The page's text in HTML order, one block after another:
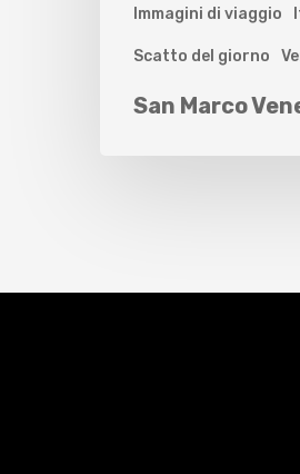
Immagini di viaggio
Scatto del giorno
San Marco